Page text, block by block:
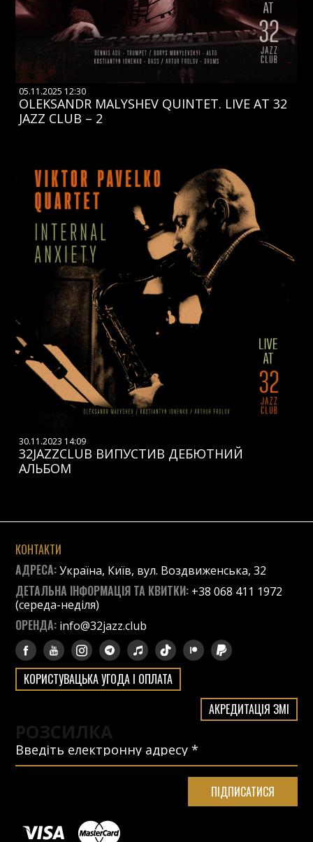
05.11.2025 12:30
OLEKSANDR MALYSHEV QUINTET. LIVE AT 32
JAZZ CLUB – 2
30.11.2023 14:09
32JAZZCLUB ВИПУСТИВ ДЕБЮТНИЙ
АЛЬБОМ
КОНТАКТИ
АДРЕСА:Україна, Київ, вул. Воздвиженська, 32
ДЕТАЛЬНА ІНФОРМАЦІЯ ТА КВИТКИ: +38 068 411 1972
(середа-неділя)
ОРЕНДА: info@32jazz.club
КОРИСТУВАЦЬКА УГОДА І ОПЛАТА
АКРЕДИТАЦІЯ ЗМІ
РОЗСИЛКА